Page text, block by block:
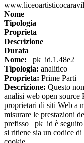
Nome
Tipologia
Proprieta
Descrizione
Durata
Nome: _pk_id.1.48e2
Tipologia: analitico
Proprieta: Prime Parti
Descrizione: Questo
analisi web open
proprietari di siti Web a
misurare le prestazioni
prefisso _pk_id è
si ritiene sia un codice